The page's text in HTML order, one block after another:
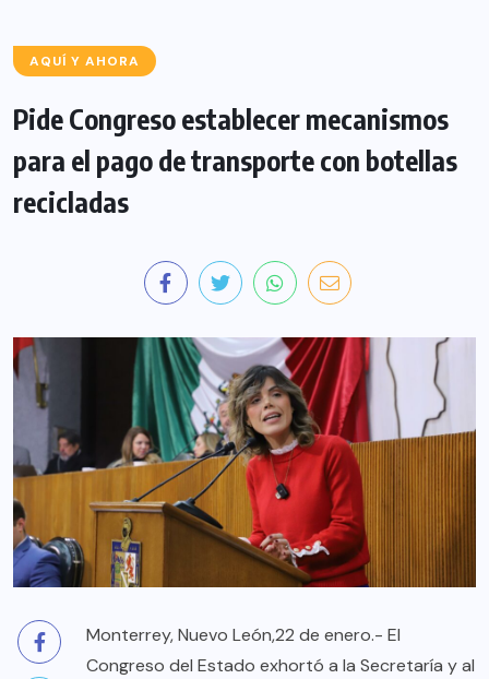
AQUÍ Y AHORA
Pide Congreso establecer mecanismos
para el pago de transporte con botellas
recicladas
Monterrey, Nuevo León,22 de enero.- El
Congreso del Estado exhortó a la Secretaría y al